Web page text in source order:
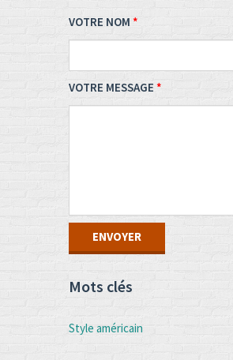
VOTRE NOM
VOTRE MESSAGE
Mots clés
Style américain